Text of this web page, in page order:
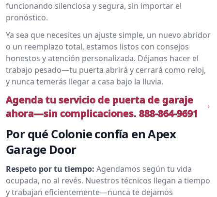
funcionando silenciosa y segura, sin importar el
pronóstico.
Ya sea que necesites un ajuste simple, un nuevo abridor
o un reemplazo total, estamos listos con consejos
honestos y atención personalizada. Déjanos hacer el
trabajo pesado—tu puerta abrirá y cerrará como reloj,
y nunca temerás llegar a casa bajo la lluvia.
Agenda tu servicio de puerta de garaje
ahora—sin complicaciones. 888-864-9691
Por qué Colonie confía en Apex
Garage Door
Respeto por tu tiempo: Agendamos según tu vida
ocupada, no al revés. Nuestros técnicos llegan a tiempo
y trabajan eficientemente—nunca te dejamos